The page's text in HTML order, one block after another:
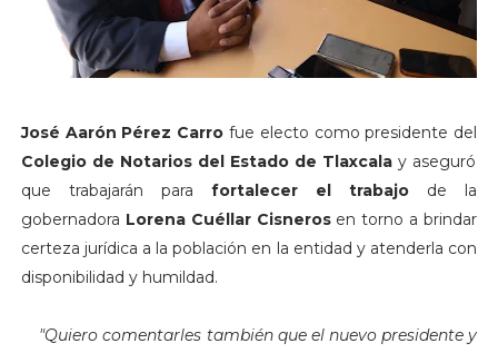
José Aarón Pérez Carro fue electo como presidente del
Colegio de Notarios del Estado de Tlaxcala y aseguró
que trabajarán para fortalecer el trabajo de la
gobernadora Lorena Cuéllar Cisnerosen torno a brindar
certeza jurídica a la población en la entidad y atenderla con
disponibilidad y humildad.
"Quiero comentarles también que el nuevo presidente y